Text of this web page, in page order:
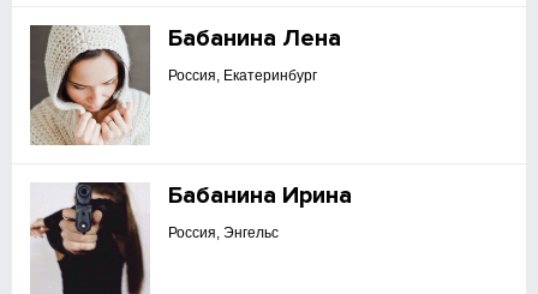
Бабанина Лена
Россия, Екатеринбург
Бабанина Ирина
Россия, Энгельс